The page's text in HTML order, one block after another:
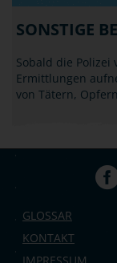
SONSTIGE
Sobald die
Ermittlungen
von Tätern,
GLOSSAR
KONTAKT